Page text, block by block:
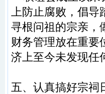
上防止腐败 ， 倡导
寻根问祖的宗亲，
财务管理放在重要
济上至今未发现任
五、 认真搞好宗祠